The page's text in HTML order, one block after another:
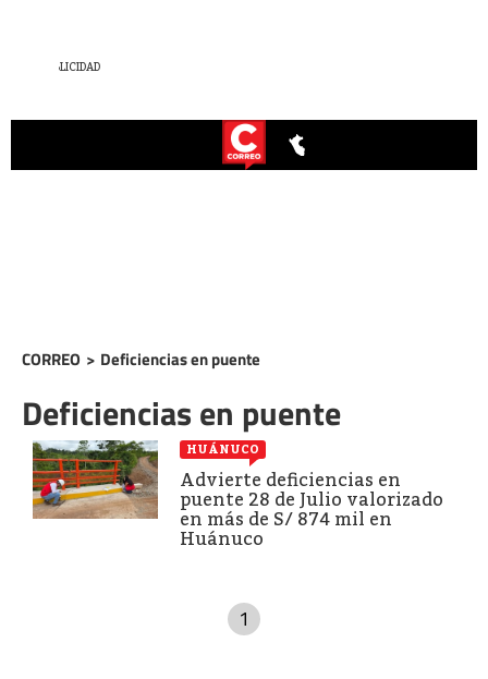
CORREO > Deficiencias en puente
Deficiencias en puente
HUÁNUCO
Advierte deficiencias en
puente 28 de Julio valorizado
en más de S/ 874 mil en
Huánuco
1